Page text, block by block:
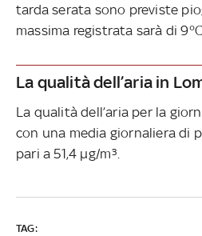
tarda serata sono previste
massima registrata sarà di
La qualità dell’aria in
La qualità dell’aria per la
con una media giornaliera di
pari a 51,4 µg/m³.
TAG: